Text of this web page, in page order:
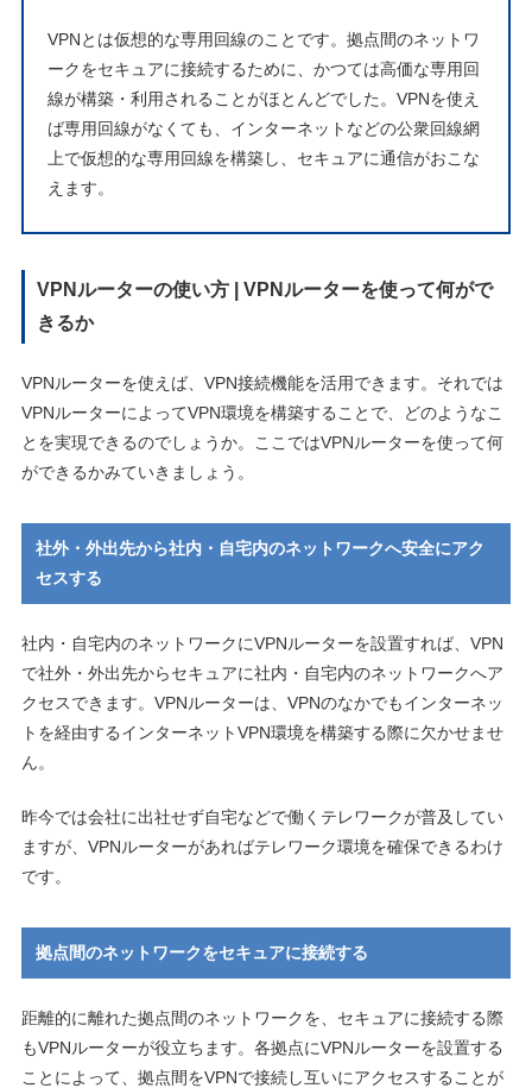
VPNとは仮想的な専用回線のことです。拠点間のネットワ
ークをセキュアに接続するために、かつては高価な専用回
線が構築・利用されることがほとんどでした。VPNを使え
ば専用回線がなくても、インターネットなどの公衆回線網
上で仮想的な専用回線を構築し、セキュアに通信がおこな
えます。
VPNルーターの使い方 | VPNルーターを使って何がで
きるか
VPNルーターを使えば、VPN接続機能を活用できます。それでは
VPNルーターによってVPN環境を構築することで、どのようなこ
とを実現できるのでしょうか。ここではVPNルーターを使って何
ができるかみていきましょう。
社外・外出先から社内・自宅内のネットワークへ安全にアク
セスする
社内・自宅内のネットワークにVPNルーターを設置すれば、VPN
で社外・外出先からセキュアに社内・自宅内のネットワークへア
クセスできます。VPNルーターは、VPNのなかでもインターネッ
トを経由するインターネットVPN環境を構築する際に欠かせませ
ん。
昨今では会社に出社せず自宅などで働くテレワークが普及してい
ますが、VPNルーターがあればテレワーク環境を確保できるわけ
です。
拠点間のネットワークをセキュアに接続する
距離的に離れた拠点間のネットワークを、セキュアに接続する際
もVPNルーターが役立ちます。各拠点にVPNルーターを設置する
ことによって、拠点間をVPNで接続し互いにアクセスすることが